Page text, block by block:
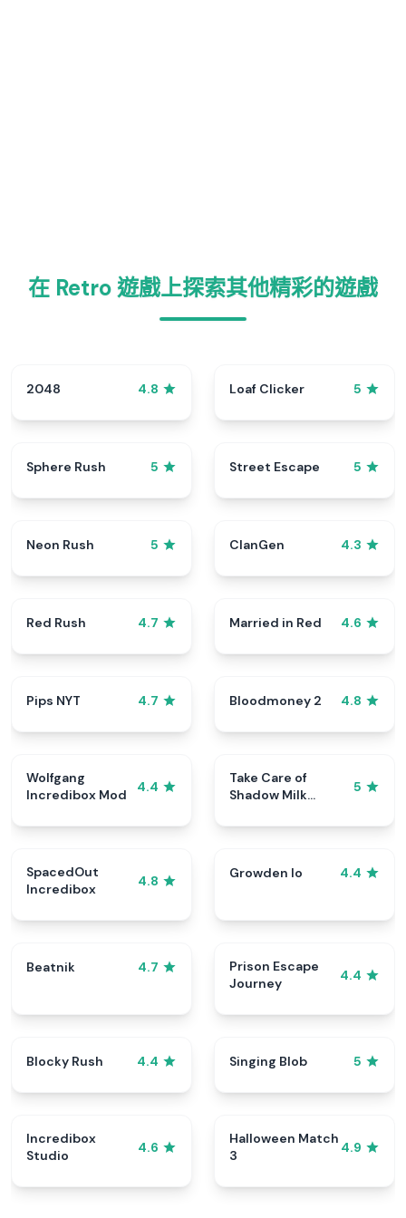
在 Retro 遊戲上探索其他精彩的遊戲
2048 4.8 Loaf Clicker 5
Sphere Rush 5 Street Escape 5
Neon Rush 5 ClanGen 4.3
Red Rush 4.7 Married in Red 4.6
Pips NYT 4.7 Bloodmoney 2 4.8
Wolfgang
Incredibox Mod
4.4
Take Care of
Shadow Milk
5
SpacedOut
Incredibox
4.8
Growden Io 4.4
Beatnik 4.7
Prison Escape
Journey
4.4
Blocky Rush 4.4 Singing Blob 5
Incredibox
Studio
4.6
Halloween Match
3
4.9